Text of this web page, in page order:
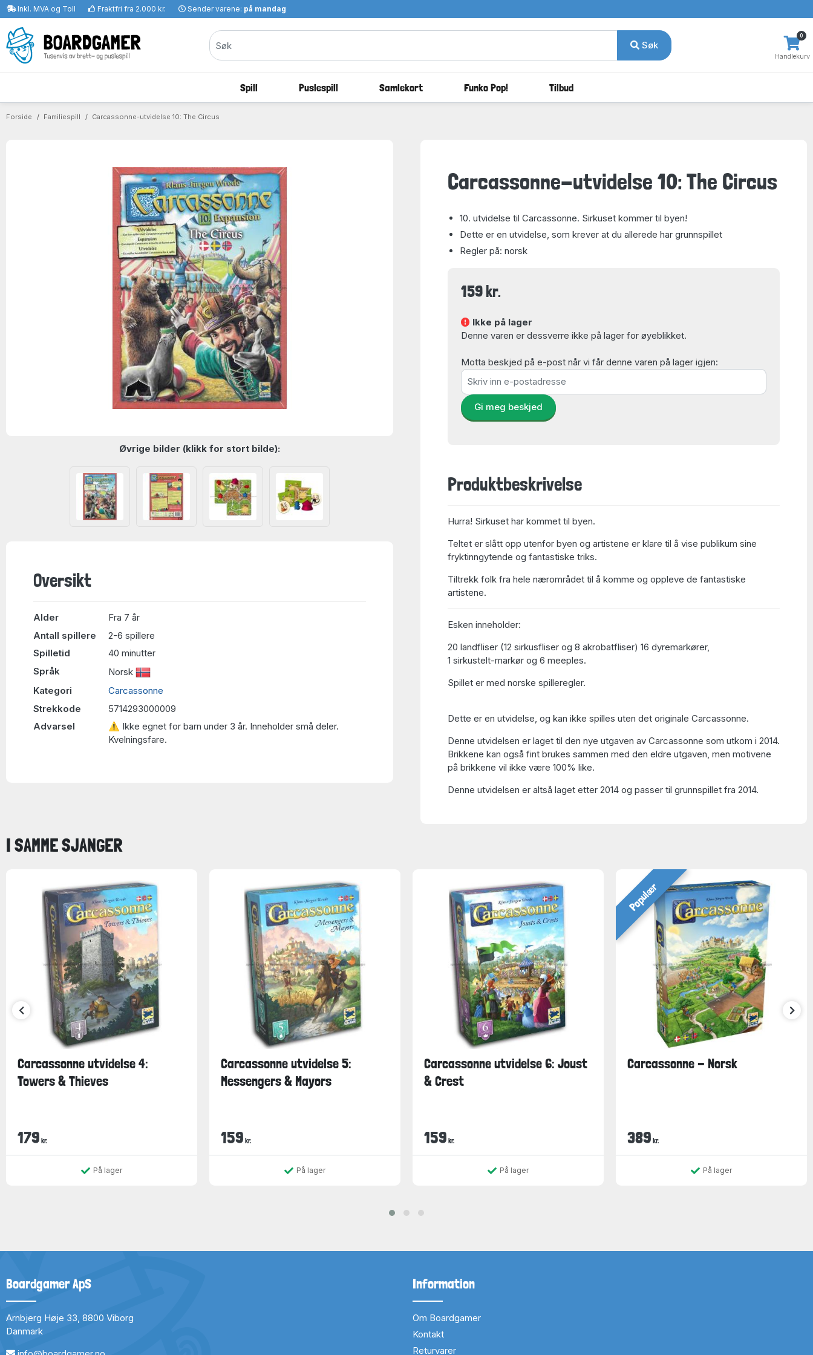
Inkl. MVA og Toll Fraktfri fra 2.000 kr. Sender varene: på mandag
Søk
Handlekurv
0
Spill Puslespill Samlekort Funko Pop! Tilbud
Forside Familiespill Carcassonne-utvidelse 10: The Circus
Øvrige bilder (klikk for stort bilde):
Oversikt
Alder
Fra 7 år
Antall spillere
2-6 spillere
Spilletid
40 minutter
Språk
Norsk
Kategori
Carcassonne
Strekkode
5714293000009
Advarsel
⚠ Ikke egnet for barn under 3 år. Inneholder små deler.
Kvelningsfare.
Carcassonne-utvidelse 10: The Circus
10. utvidelse til Carcassonne. Sirkuset kommer til byen!
Dette er en utvidelse, som krever at du allerede har grunnspillet
Regler på: norsk
159 kr.
Ikke på lager
Denne varen er dessverre ikke på lager for øyeblikket.
Motta beskjed på e-post når vi får denne varen på lager igjen:
Gi meg beskjed
Produktbeskrivelse
Hurra! Sirkuset har kommet til byen.
Teltet er slått opp utenfor byen og artistene er klare til å vise publikum sine
fryktinngytende og fantastiske triks.
Tiltrekk folk fra hele nærområdet til å komme og oppleve de fantastiske
artistene.
Esken inneholder:
20 landfliser (12 sirkusfliser og 8 akrobatfliser) 16 dyremarkører,
1 sirkustelt-markør og 6 meeples.
Spillet er med norske spilleregler.
Dette er en utvidelse, og kan ikke spilles uten det originale Carcassonne.
Denne utvidelsen er laget til den nye utgaven av Carcassonne som utkom i 2014.
Brikkene kan også fint brukes sammen med den eldre utgaven, men motivene
på brikkene vil ikke være 100% like.
Denne utvidelsen er altså laget etter 2014 og passer til grunnspillet fra 2014.
I SAMME SJANGER
Carcassonne utvidelse 4:
Towers & Thieves
179 kr.
På lager
Carcassonne utvidelse 5:
Messengers & Mayors
159 kr.
På lager
Carcassonne utvidelse 6: Joust
& Crest
159 kr.
På lager
Populær
Carcassonne - Norsk
389 kr.
På lager
Boardgamer ApS
Arnbjerg Høje 33, 8800 Viborg
Danmark
Information
Om Boardgamer
Kontakt
Returvarer